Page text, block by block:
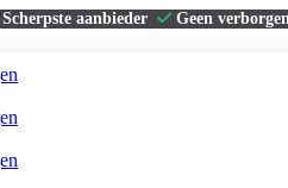
Scherpste aanbieder Geen